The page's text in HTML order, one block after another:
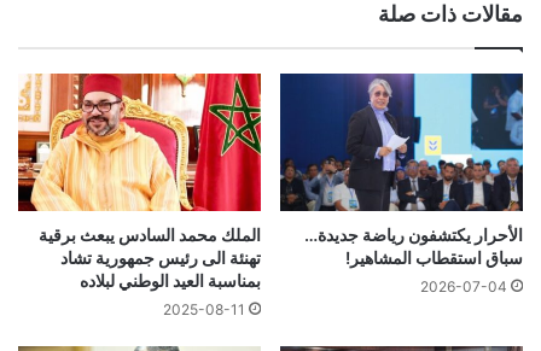
مقالات ذات صلة
الأحرار يكتشفون رياضة جديدة…
سباق استقطاب المشاهير!
2026-07-04
الملك محمد السادس يبعث برقية
تهنئة الى رئيس جمهورية تشاد
بمناسبة العيد الوطني لبلاده
2025-08-11